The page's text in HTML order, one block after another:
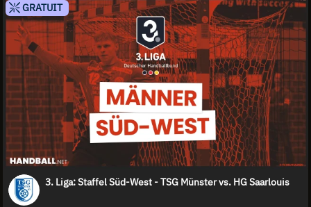
GRATUIT
3. Liga: Staffel Süd-West - TSG Münster vs. HG Saarlouis